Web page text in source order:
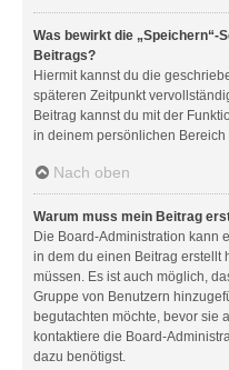
Was bewirkt die „Speichern“-
Beitrags?
Hiermit kannst du die
späteren Zeitpunkt
Beitrag kannst du mit der
in deinem persönlichen Bereich
Nach oben
Warum muss mein Beitrag
Die Board-Administration kann
in dem du einen Beitrag erstellt
müssen. Es ist auch möglich,
Gruppe von Benutzern
begutachten möchte, bevor sie
kontaktiere die Board-
dazu benötigst.